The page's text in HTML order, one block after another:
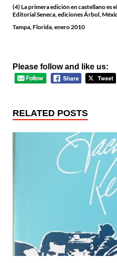
(4) La primera edición en castellano es
Editorial Seneca, ediciones Árbol,
Tampa, Florida, enero 2010
Please follow and like us:
RELATED POSTS